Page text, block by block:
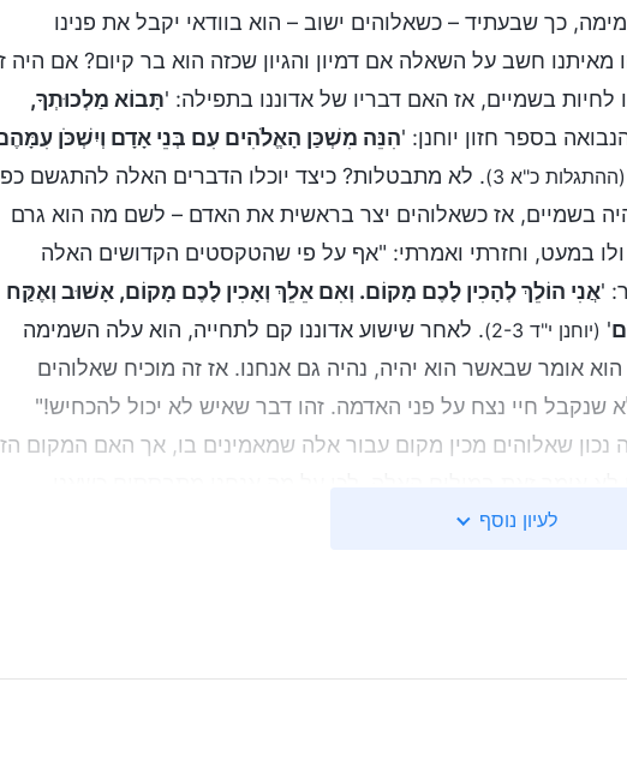
כך שבעתיד – כשאלוהים ישוב – הוא בוודאי יקבל את פנינו
חשב על השאלה אם דמיון והגיון שכזה הוא בר קיום? אם היה
לחיות בשמיים, אז האם דבריו של אדוננו בתפילה: 'תָּבוֹא מַלְכוּתְךָ,
בספר חזון יוחנן: 'הִנֵּה מִשְׁכַּן הָאֱלֹהִים עִם בְּנֵי אָדָם וְיִשְׁכֺּן
(ההתגלות כ"א 3)
. לא מתבטלות? כיצד יוכלו הדברים האלה להתגשם
בשמיים, אז כשאלוהים יצר בראשית את האדם – לשם מה הוא גרם
במעט, וחזרתי ואמרתי: "אף על פי שהטקסטים הקדושים האלה
'אֲנִי הוֹלֵךְ לְהָכִין לָכֶם מָקוֹם. וְאִם אֵלֵךְ וְאָכִין לָכֶם מָקוֹם, אָשׁוּב וְאֶקַּח
' (יוחנן י"ד 2-3)
. לאחר שישוע אדוננו קם לתחייה, הוא עלה השמימה
הוא אומר שבאשר הוא יהיה, נהיה גם אנחנו. אז זה מוכיח שאלוהים
חיי נצח על פני האדמה. זהו דבר שאיש לא יכול להכחיש!"
שאלוהים מכין מקום עבור אלה שמאמינים בו, אך האם המקום
האם זוהי באמת הבטחת האל או שאלה תפיסותינו ודמיוננו? עבור
אין אנו יכולים להסתמך על הדמיון שבראשנו ועל מחשבותינו
והעדפותינו שלנו כדי להסביר את דברו של אלוהים. אם נעשה כך, זו תהיה טעות. בבראשית ב' 7-8 נאמר: 'וַיִּיצֶר֩ יְהוָ֨ה
חַיִּ֑ים וַֽיְהִ֥י הָֽאָדָ֖ם לְנֶ֥פֶשׁ חַיָּֽה. וַיִּטַּ֞ע יְהוָ֧ה אֱלֹהִ֛ים גַּן־בְעֵ֖דֶן מִקֶּ֑דֶם
לעיון נוסף